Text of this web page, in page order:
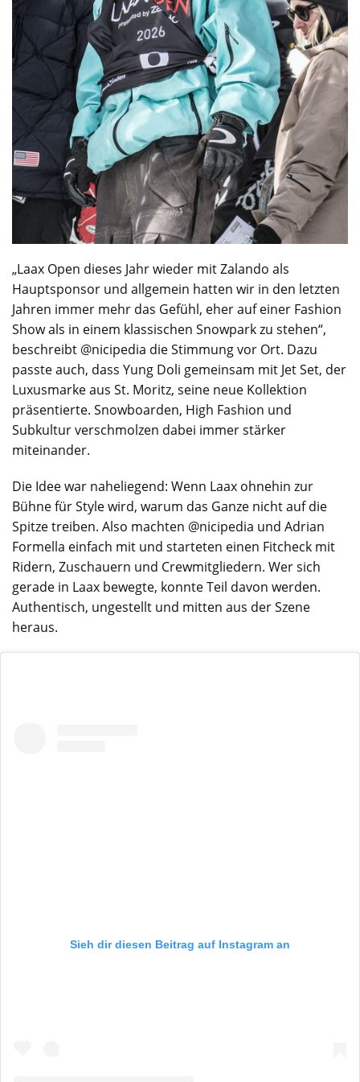
„Laax Open dieses Jahr wieder mit Zalando als
Hauptsponsor und allgemein hatten wir in den letzten
Jahren immer mehr das Gefühl, eher auf einer Fashion
Show als in einem klassischen Snowpark zu stehen“,
beschreibt @nicipedia die Stimmung vor Ort. Dazu
passte auch, dass Yung Doli gemeinsam mit Jet Set, der
Luxusmarke aus St. Moritz, seine neue Kollektion
präsentierte. Snowboarden, High Fashion und
Subkultur verschmolzen dabei immer stärker
miteinander.
Die Idee war naheliegend: Wenn Laax ohnehin zur
Bühne für Style wird, warum das Ganze nicht auf die
Spitze treiben. Also machten @nicipedia und Adrian
Formella einfach mit und starteten einen Fitcheck mit
Ridern, Zuschauern und Crewmitgliedern. Wer sich
gerade in Laax bewegte, konnte Teil davon werden.
Authentisch, ungestellt und mitten aus der Szene
heraus.
Sieh dir diesen Beitrag auf Instagram an